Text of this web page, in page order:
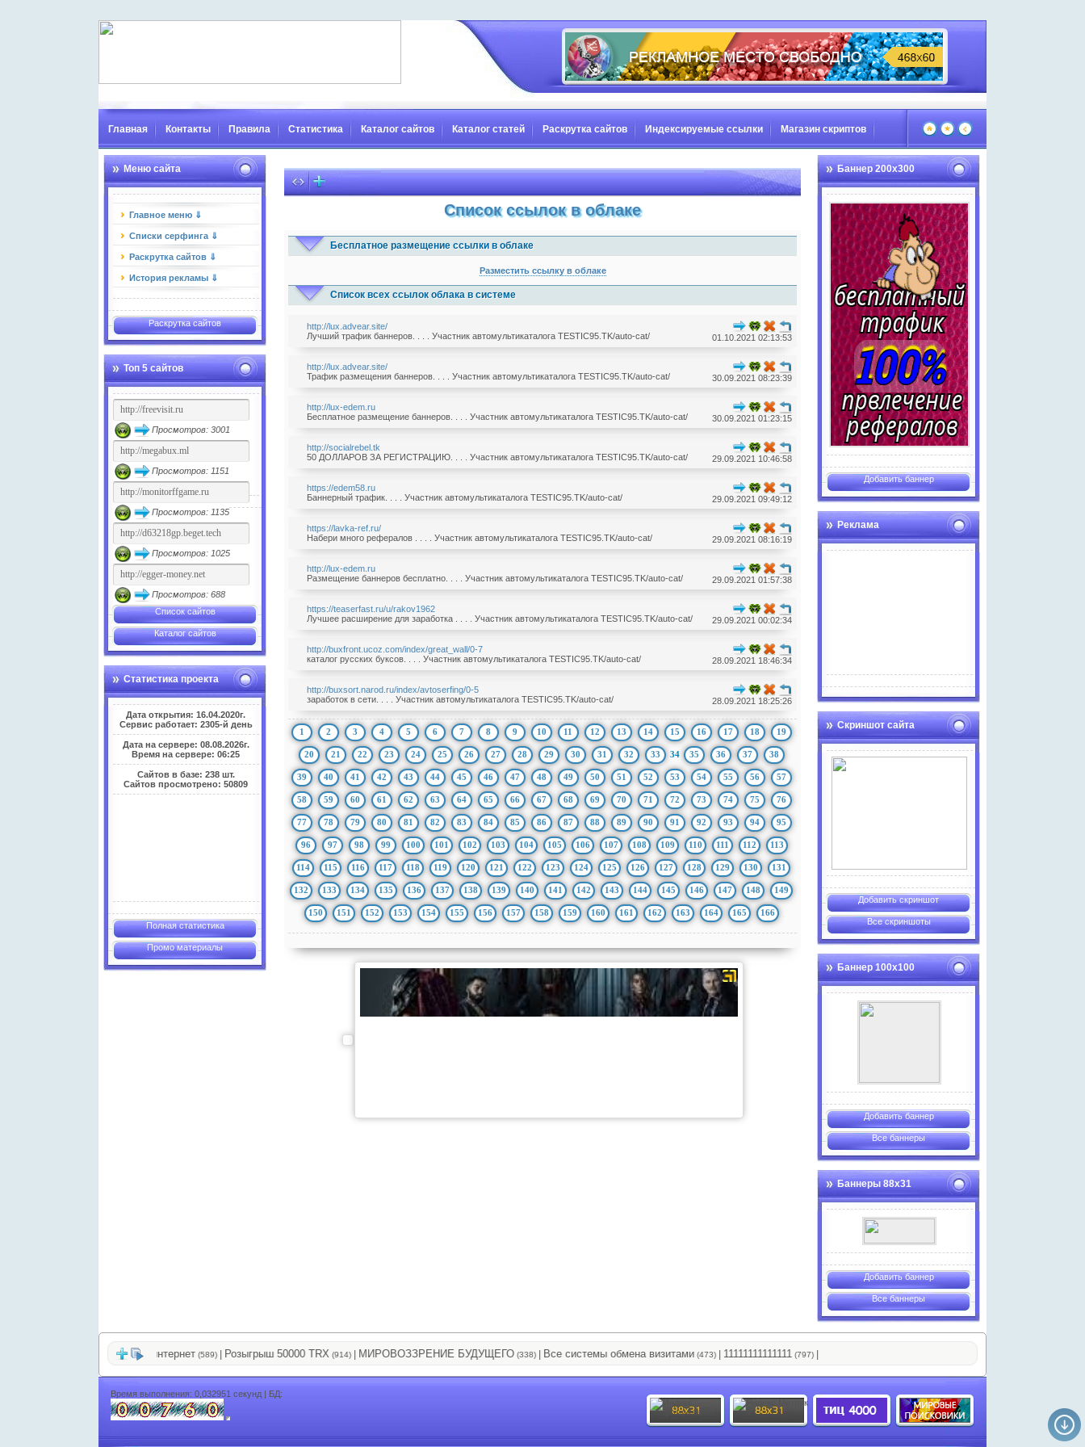
Главная Контакты Правила Статистика Каталог сайтов Каталог статей Раскрутка сайтов Индексируемые ссылки Магазин скриптов
Меню сайта
Главное меню ⇓
Списки серфинга ⇓
Раскрутка сайтов ⇓
История рекламы ⇓
Раскрутка сайтов
Топ 5 сайтов
Просмотров: 3001
Просмотров: 1151
Просмотров: 1135
Просмотров: 1025
Просмотров: 688
Список сайтов
Каталог сайтов
Статистика проекта
Дата открытия: 16.04.2020г.
Сервис работает: 2305-й день
Дата на сервере: 08.08.2026г.
Время на сервере: 06:25
Сайтов в базе: 238 шт.
Сайтов просмотрено: 50809
Полная статистика
Промо материалы
Баннер 200х300
Добавить баннер
Реклама
Скриншот сайта
Добавить скриншот
Все скриншоты
Баннер 100х100
Добавить баннер
Все баннеры
Баннеры 88х31
Добавить баннер
Все баннеры
Список ссылок в облаке
Бесплатное размещение ссылки в облаке
Разместить ссылку в облаке
Список всех ссылок облака в системе
http://lux.advear.site/
Лучший трафик баннеров. . . . Участник автомультикаталога TESTIC95.TK/auto-cat/
01.10.2021 02:13:53
http://lux.advear.site/
Трафик размещения баннеров. . . . Участник автомультикаталога TESTIC95.TK/auto-cat/
30.09.2021 08:23:39
http://lux-edem.ru
Бесплатное размещение баннеров. . . . Участник автомультикаталога TESTIC95.TK/auto-cat/
30.09.2021 01:23:15
http://socialrebel.tk
50 ДОЛЛАРОВ ЗА РЕГИСТРАЦИЮ. . . . Участник автомультикаталога TESTIC95.TK/auto-cat/
29.09.2021 10:46:58
https://edem58.ru
Баннерный трафик. . . . Участник автомультикаталога TESTIC95.TK/auto-cat/
29.09.2021 09:49:12
https://lavka-ref.ru/
Набери много рефералов . . . . Участник автомультикаталога TESTIC95.TK/auto-cat/
29.09.2021 08:16:19
http://lux-edem.ru
Размещение баннеров бесплатно. . . . Участник автомультикаталога TESTIC95.TK/auto-cat/
29.09.2021 01:57:38
https://teaserfast.ru/u/rakov1962
Лучшее расширение для заработка . . . . Участник автомультикаталога TESTIC95.TK/auto-cat/
29.09.2021 00:02:34
http://buxfront.ucoz.com/index/great_wall/0-7
каталог русских буксов. . . . Участник автомультикаталога TESTIC95.TK/auto-cat/
28.09.2021 18:46:34
http://buxsort.narod.ru/index/avtoserfing/0-5
заработок в сети. . . . Участник автомультикаталога TESTIC95.TK/auto-cat/
28.09.2021 18:25:26
1 2 3 4 5 6 7 8 9 10 11 12 13 14 15 16 17 18 19
20 21 22 23 24 25 26 27 28 29 30 31 32 33 34 35 36 37 38
39 40 41 42 43 44 45 46 47 48 49 50 51 52 53 54 55 56 57
58 59 60 61 62 63 64 65 66 67 68 69 70 71 72 73 74 75 76
77 78 79 80 81 82 83 84 85 86 87 88 89 90 91 92 93 94 95
96 97 98 99 100 101 102 103 104 105 106 107 108 109 110 111 112 113
114 115 116 117 118 119 120 121 122 123 124 125 126 127 128 129 130 131
132 133 134 135 136 137 138 139 140 141 142 143 144 145 146 147 148 149
150 151 152 153 154 155 156 157 158 159 160 161 162 163 164 165 166
простой заработок в интернет(589)|Розыгрыш 50000 TRX (914)|МИРОВОЗЗРЕНИЕ БУДУЩЕГО (338)|Все системы обмена визитами(473)|11111111111111 (797) |
Время выполнения: 0,032951 секунд | БД: